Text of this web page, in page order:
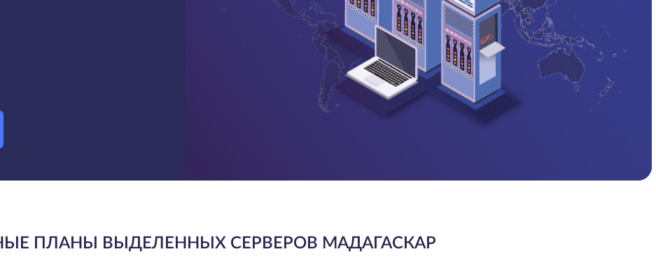
ПЛАНЫ ВЫДЕЛЕННЫХ СЕРВЕРОВ МАДАГАСКАР